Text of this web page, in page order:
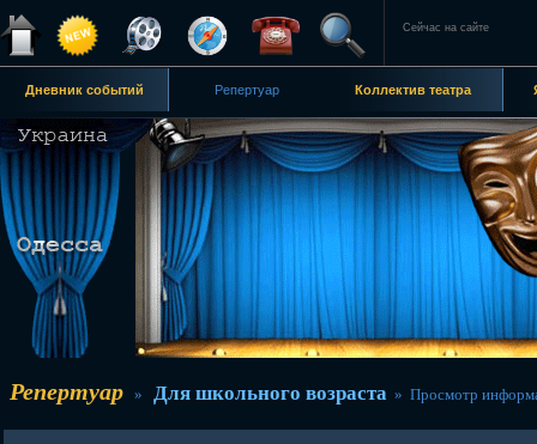
Сейчас на сайте
Дневник событий Репертуар Коллектив театра
Репертуар » Для школьного возраста » Просмотр